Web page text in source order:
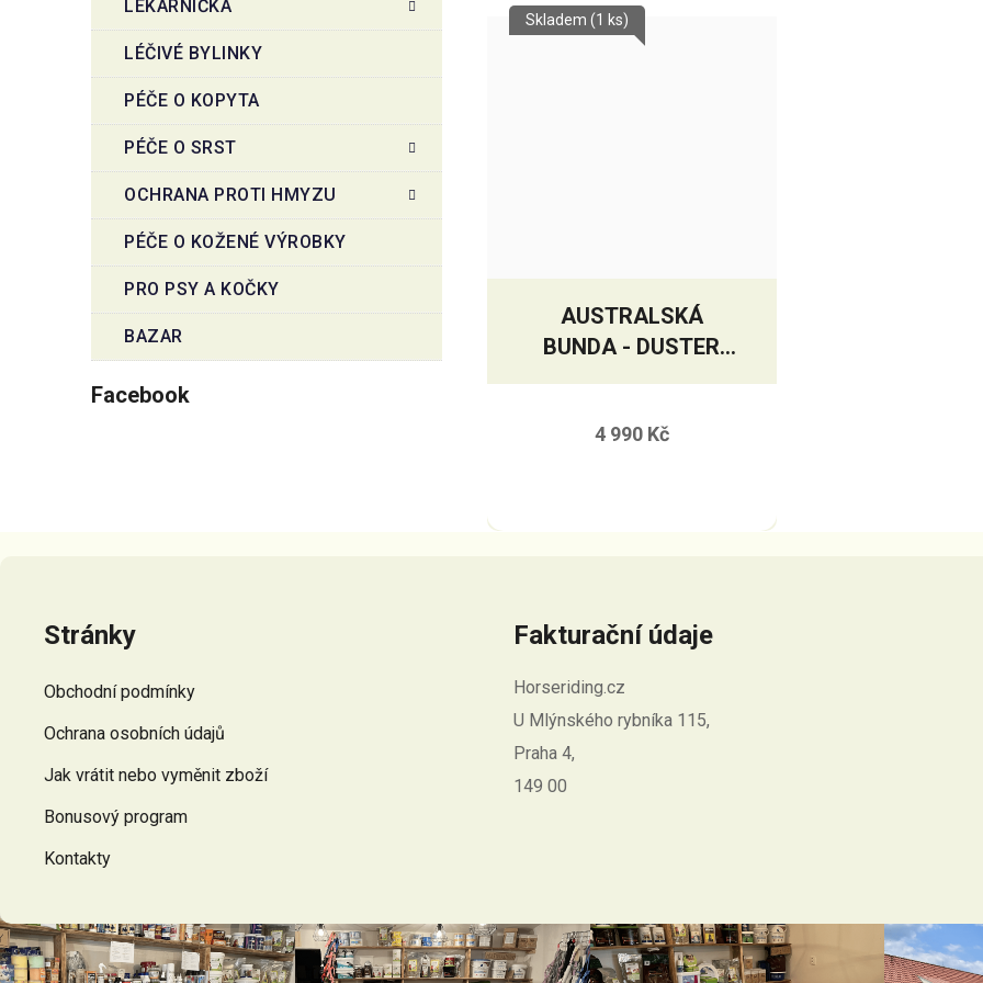
LÉKÁRNIČKA
LÉČIVÉ BYLINKY
PÉČE O KOPYTA
PÉČE O SRST
OCHRANA PROTI HMYZU
PÉČE O KOŽENÉ VÝROBKY
PRO PSY A KOČKY
BAZAR
Facebook
AUSTRALSKÁ
BUNDA - DUSTER
Skladem (1 ks)
4 990 Kč
Stránky
Obchodní podmínky
Ochrana osobních údajů
Jak vrátit nebo vyměnit zboží
Bonusový program
Kontakty
Fakturační údaje
Horseriding.cz
U Mlýnského rybníka 115,
Praha 4,
149 00